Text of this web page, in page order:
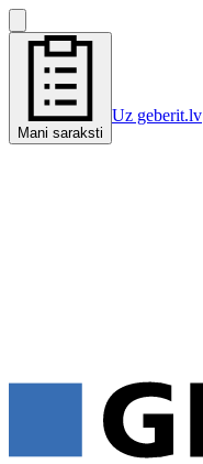
Mani saraksti
Uz geberit.lv